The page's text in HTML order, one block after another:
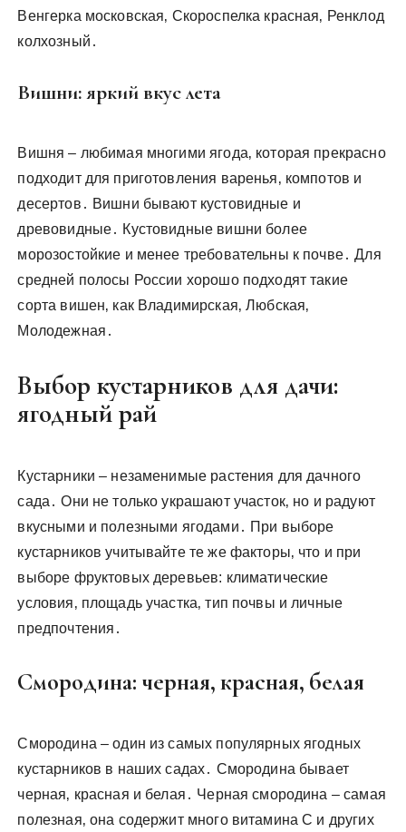
Венгерка московская‚ Скороспелка красная‚ Ренклод
колхозный․
Вишни: яркий вкус лета
Вишня – любимая многими ягода‚ которая прекрасно
подходит для приготовления варенья‚ компотов и
десертов․ Вишни бывают кустовидные и
древовидные․ Кустовидные вишни более
морозостойкие и менее требовательны к почве․ Для
средней полосы России хорошо подходят такие
сорта вишен‚ как Владимирская‚ Любская‚
Молодежная․
Выбор кустарников для дачи:
ягодный рай
Кустарники – незаменимые растения для дачного
сада․ Они не только украшают участок‚ но и радуют
вкусными и полезными ягодами․ При выборе
кустарников учитывайте те же факторы‚ что и при
выборе фруктовых деревьев: климатические
условия‚ площадь участка‚ тип почвы и личные
предпочтения․
Смородина: черная‚ красная‚ белая
Смородина – один из самых популярных ягодных
кустарников в наших садах․ Смородина бывает
черная‚ красная и белая․ Черная смородина – самая
полезная‚ она содержит много витамина C и других